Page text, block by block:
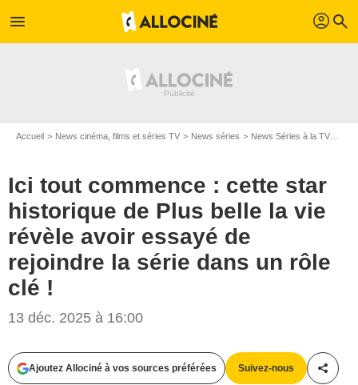
menu profil search
Accueil News cinéma, films et séries TV News séries News Séries à la TV
Ici tout commence : cette star
historique de Plus belle la vie
révèle avoir essayé de
rejoindre la série dans un rôle
clé !
13 déc. 2025 à 16:00
Ajoutez Allociné à vos sources préférées Suivez-nous